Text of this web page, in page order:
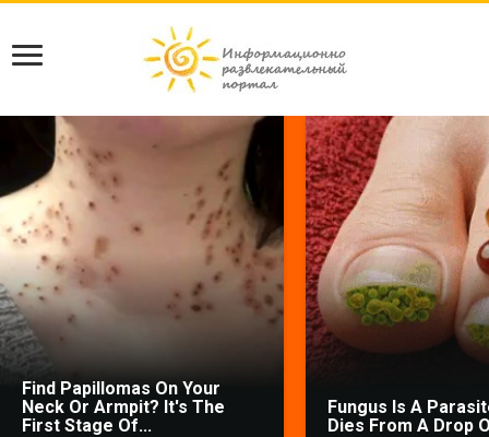
Find Papillomas On Your
Neck Or Armpit? It's The
First Stage Of...
Fungus Is A
Dies From A Drop